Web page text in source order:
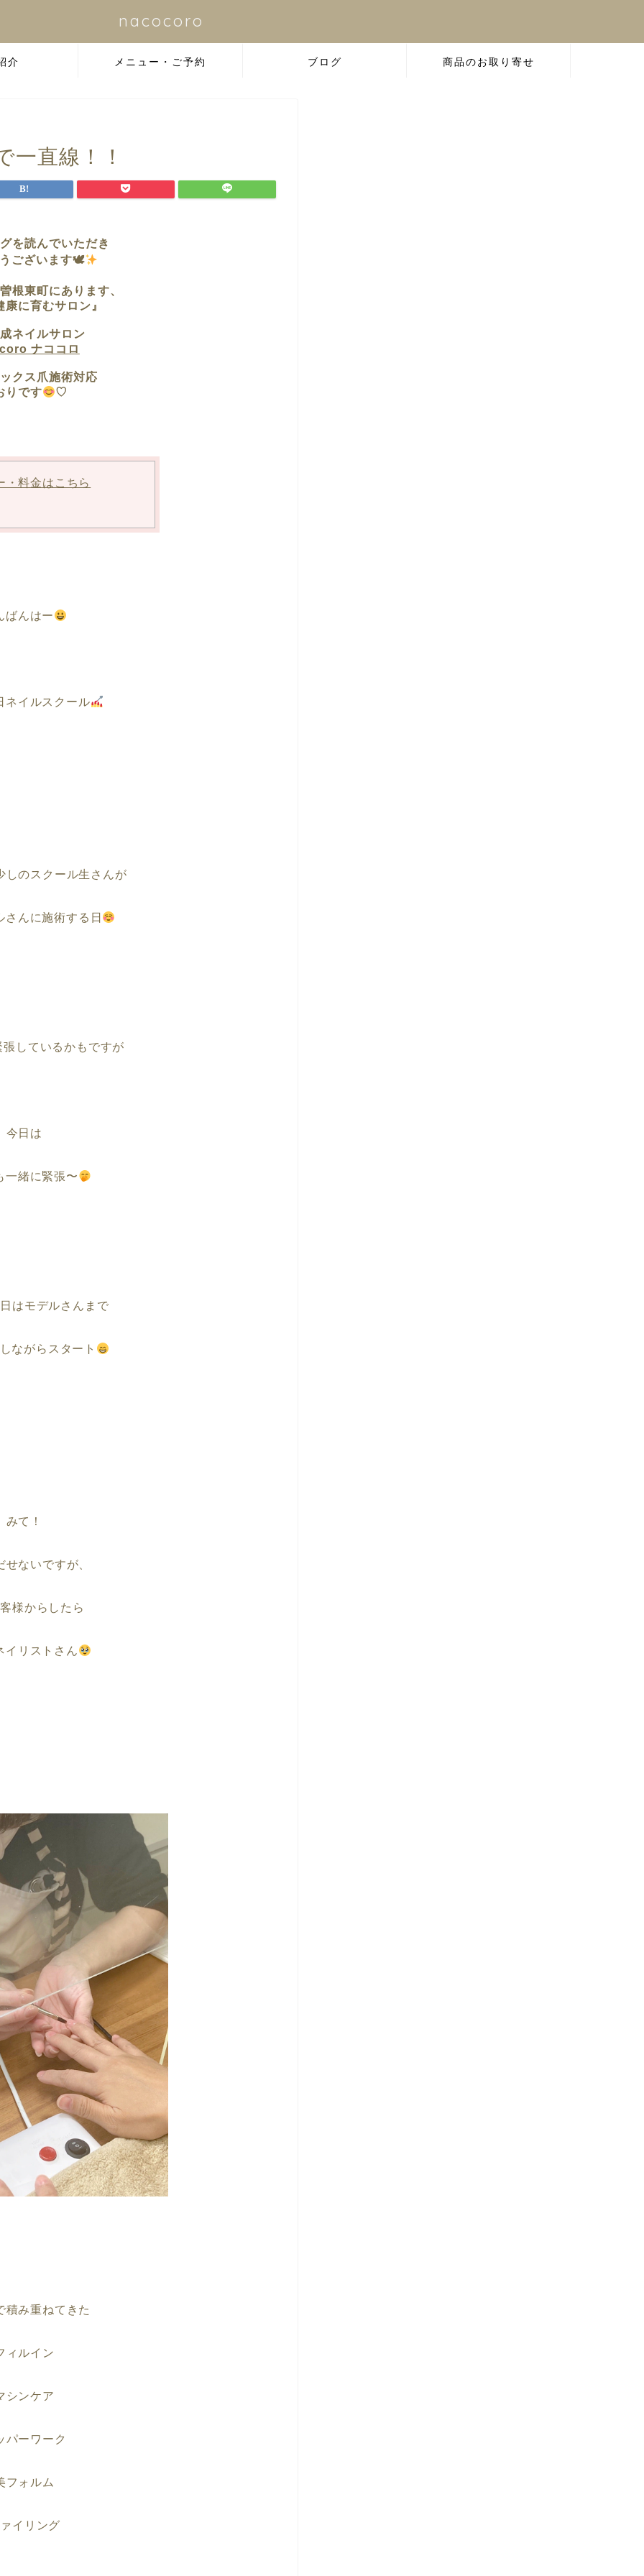
nacocoro
介 メニュー・ご予約 ブログ 商品のお取り寄せ
一直線！！
を読んでいただき
ございます🕊
根東町にあります、
康に育むサロン』
ネイルサロン
ナココロ
クス爪施術対応
りです
♡
・料金はこちら
ばんはー
ネイルスクール
しのスクール生さんが
さんに施術する日
しているかもですが
今日は
一緒に緊張〜
はモデルさんまで
ながらスタート
みて！
せないですが、
様からしたら
イリストさん
積み重ねてきた
ィルイン
シンケア
パーワーク
フォルム
イリング